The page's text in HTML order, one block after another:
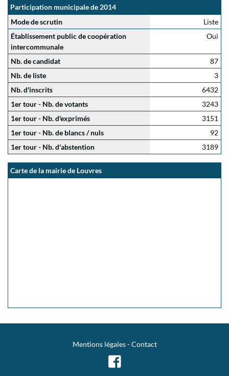
Participation municipale de 2014
Mode de scrutin
Liste
Établissement public de coopération
intercommunale
Oui
Nb. de candidat
87
Nb. de liste
3
Nb. d'inscrits
6432
1er tour - Nb. de votants
3243
1er tour - Nb. d'exprimés
3151
1er tour - Nb. de blancs / nuls
92
1er tour - Nb. d'abstention
3189
Carte de la mairie de Louvres
Mentions légales-Contact